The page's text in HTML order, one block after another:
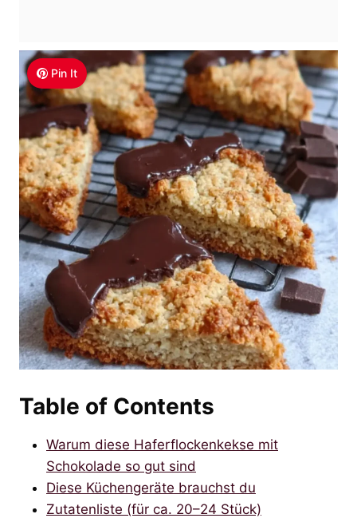
Pin It
Table of Contents
Warum diese Haferflockenkekse mit
Schokolade so gut sind
Diese Küchengeräte brauchst du
Zutatenliste (für ca. 20–24 Stück)